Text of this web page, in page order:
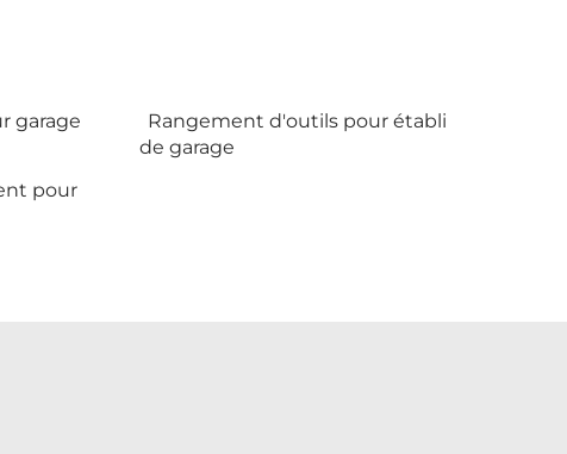
garage
Rangement d'outils pour établi
de garage
pour